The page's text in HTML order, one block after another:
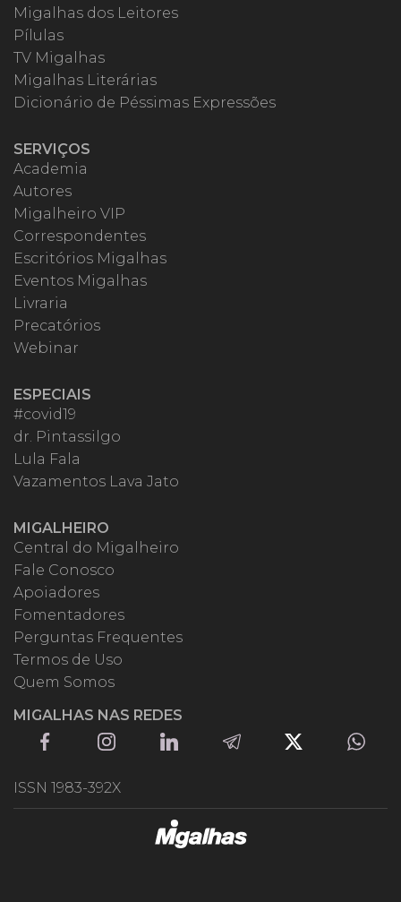
Migalhas dos Leitores
Pílulas
TV Migalhas
Migalhas Literárias
Dicionário de Péssimas Expressões
SERVIÇOS
Academia
Autores
Migalheiro VIP
Correspondentes
Escritórios Migalhas
Eventos Migalhas
Livraria
Precatórios
Webinar
ESPECIAIS
#covid19
dr. Pintassilgo
Lula Fala
Vazamentos Lava Jato
MIGALHEIRO
Central do Migalheiro
Fale Conosco
Apoiadores
Fomentadores
Perguntas Frequentes
Termos de Uso
Quem Somos
MIGALHAS NAS REDES
ISSN 1983-392X